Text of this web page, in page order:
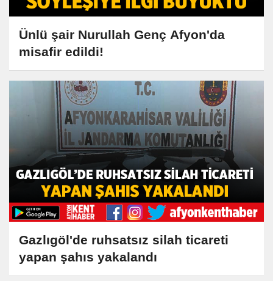
Ünlü şair Nurullah Genç Afyon'da
misafir edildi!
Gazlıgöl'de ruhsatsız silah ticareti
yapan şahıs yakalandı